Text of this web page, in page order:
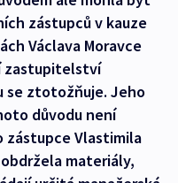
zástupců v kauze
Václava Moravce
zastupitelství
se ztotožňuje. Jeho
důvodu není
zástupce Vlastimila
materiály,